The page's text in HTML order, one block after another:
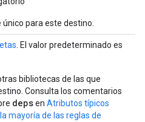
único para este destino.
. El valor predeterminado es
bibliotecas de las que
Consulta los comentarios
depsen Atributos típicos
mayoría de las reglas de